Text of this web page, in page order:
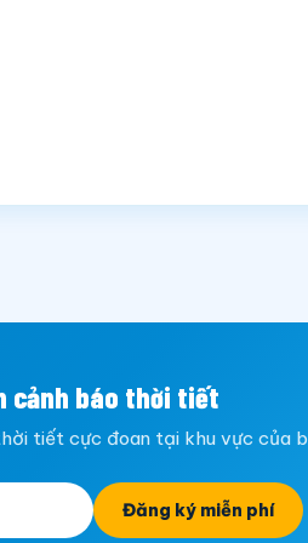
cảnh báo thời tiết
tiết cực đoan tại khu vực của
Đăng ký miễn phí